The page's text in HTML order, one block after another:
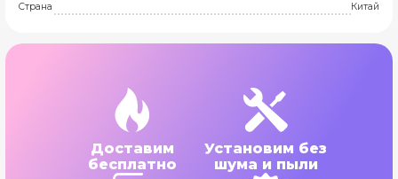
Страна Китай
Доставим
бесплатно
Установим без
шума и пыли